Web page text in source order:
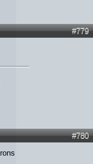
#779
#780